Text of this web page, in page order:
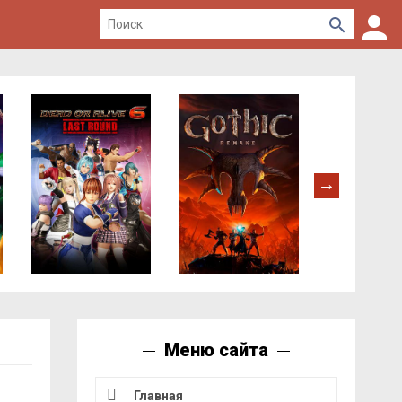
Меню сайта
Главная